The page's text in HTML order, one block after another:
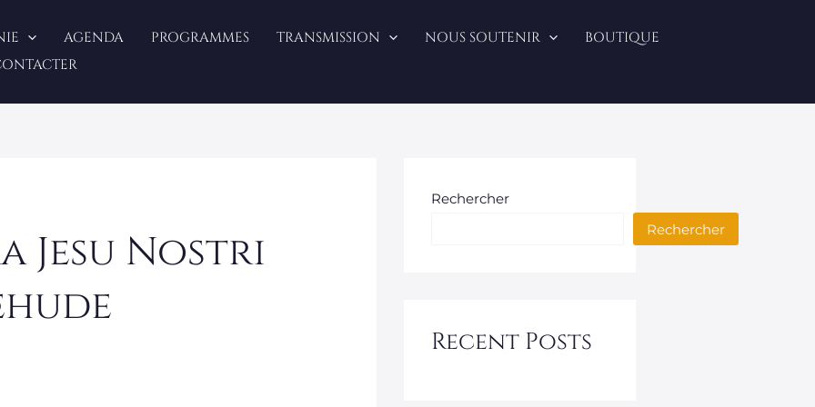
AGENDA PROGRAMMES TRANSMISSION NOUS SOUTENIR
BOUTIQUE
Jesu Nostri
Rechercher
Rechercher
Recent Posts